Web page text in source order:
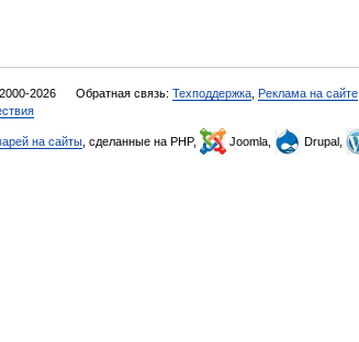
2026 Обратная связь: Техподдержка Реклама на сайте
на сайты , сделанные на PHP, Joomla, Drupal,